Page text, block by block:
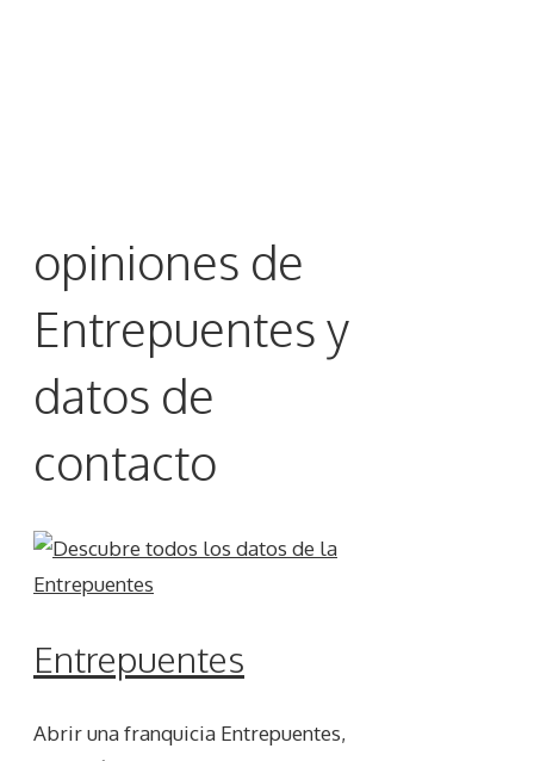
opiniones de
Entrepuentes y
datos de
contacto
Entrepuentes
Abrir una franquicia Entrepuentes,